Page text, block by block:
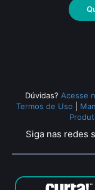
Dúvidas? Acesse
Termos de Uso
Siga nas redes